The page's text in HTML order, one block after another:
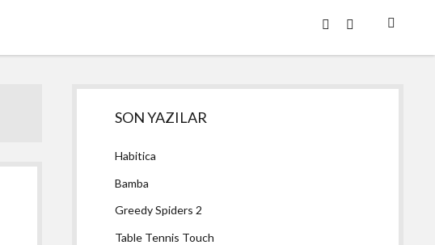
twitterfacebook
Yan
Menü
SON YAZILAR
Habitica
Bamba
Greedy Spiders 2
Table Tennis Touch